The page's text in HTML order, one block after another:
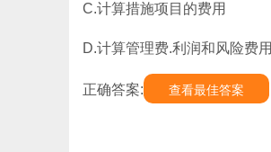
C.计算措施项目的费用
D.计算管理费.利润和风险费用
正确答案: 查看最佳答案